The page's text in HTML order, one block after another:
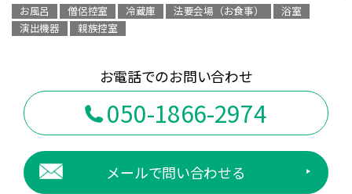
お風呂 僧侶控室 冷蔵庫 法要会場（お食事）
浴室
演出機器
親族控室
お電話でのお問い合わせ
050-1866-2974
メールで問い合わせる